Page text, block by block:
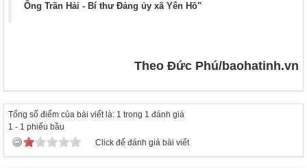
Ông Trần Hải - Bí thư Đảng ủy xã Yên Hồ"
Theo Đức Phú/baohatinh.vn
Tổng số điểm của bài viết là: 1 trong 1 đánh giá
1 - 1 phiếu bầu
Click để đánh giá bài viết